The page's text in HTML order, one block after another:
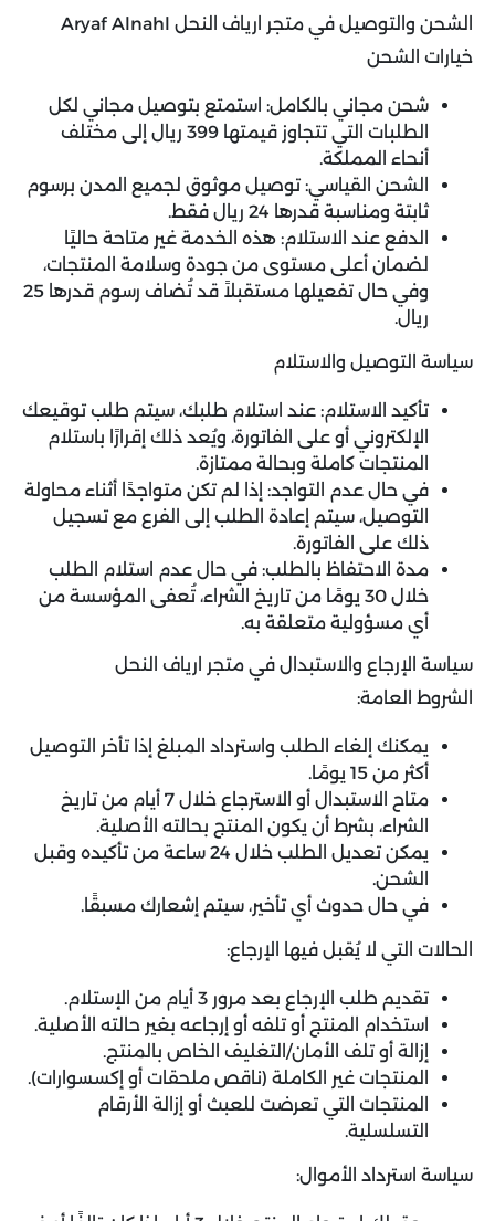
الشحن والتوصيل في متجر ارياف النحل Aryaf Alnahl
خيارات الشحن
شحن مجاني بالكامل: استمتع بتوصيل مجاني لكل
الطلبات التي تتجاوز قيمتها 399 ريال إلى مختلف
أنحاء المملكة.
الشحن القياسي: توصيل موثوق لجميع المدن برسوم
ثابتة ومناسبة قدرها 24 ريال فقط.
الدفع عند الاستلام: هذه الخدمة غير متاحة حاليًا
لضمان أعلى مستوى من جودة وسلامة المنتجات،
وفي حال تفعيلها مستقبلاً قد تُضاف رسوم قدرها 25
ريال.
سياسة التوصيل والاستلام
تأكيد الاستلام: عند استلام طلبك، سيتم طلب توقيعك
الإلكتروني أو على الفاتورة، ويُعد ذلك إقرارًا باستلام
المنتجات كاملة وبحالة ممتازة.
في حال عدم التواجد: إذا لم تكن متواجدًا أثناء محاولة
التوصيل، سيتم إعادة الطلب إلى الفرع مع تسجيل
ذلك على الفاتورة.
مدة الاحتفاظ بالطلب: في حال عدم استلام الطلب
خلال 30 يومًا من تاريخ الشراء، تُعفى المؤسسة من
أي مسؤولية متعلقة به.
سياسة الإرجاع والاستبدال في متجر ارياف النحل
الشروط العامة:
يمكنك إلغاء الطلب واسترداد المبلغ إذا تأخر التوصيل
أكثر من 15 يومًا.
متاح الاستبدال أو الاسترجاع خلال 7 أيام من تاريخ
الشراء، بشرط أن يكون المنتج بحالته الأصلية.
يمكن تعديل الطلب خلال 24 ساعة من تأكيده وقبل
الشحن.
في حال حدوث أي تأخير، سيتم إشعارك مسبقًا.
الحالات التي لا يُقبل فيها الإرجاع:
تقديم طلب الإرجاع بعد مرور 3 أيام من الإستلام.
استخدام المنتج أو تلفه أو إرجاعه بغير حالته الأصلية.
إزالة أو تلف الأمان/التغليف الخاص بالمنتج.
المنتجات غير الكاملة (ناقص ملحقات أو إكسسوارات).
المنتجات التي تعرضت للعبث أو إزالة الأرقام
التسلسلية.
سياسة استرداد الأموال: